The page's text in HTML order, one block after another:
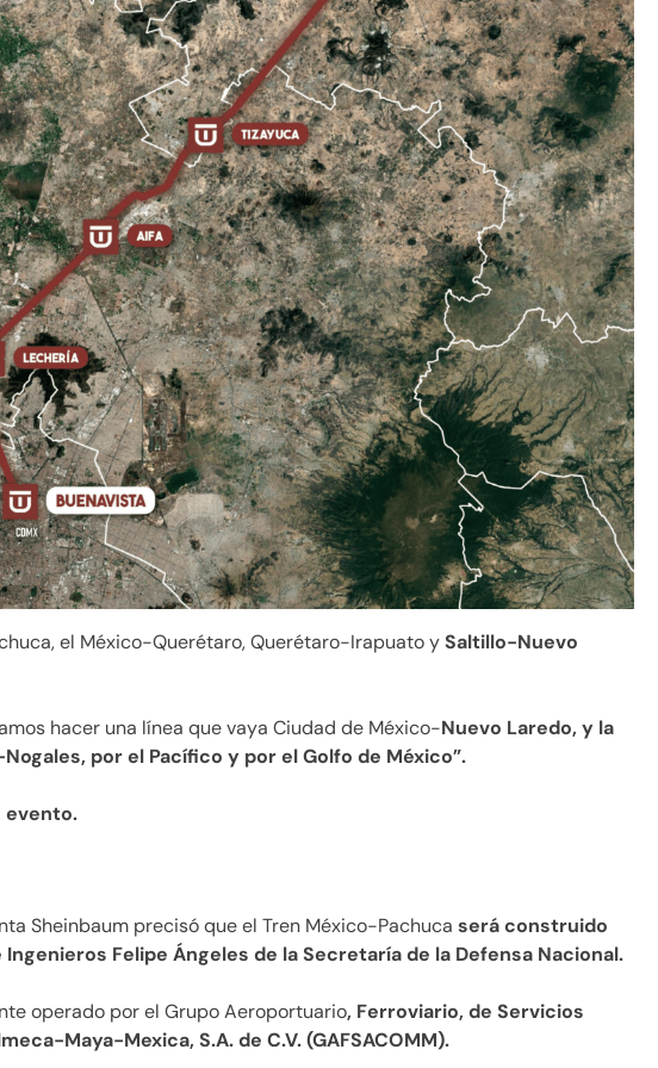
el México-Querétaro, Querétaro-Irapuato ySaltillo-Nuevo
hacer una línea que vaya Ciudad de México-Nuevo Laredo, y la
por el Pacífico y por el Golfo de México”.
evento.
Sheinbaum precisó que el Tren México-Pachuca será construido
Felipe Ángeles de la Secretaría de la Defensa Nacional.
operado por el Grupo Aeroportuario, Ferroviario, de Servicios
Maya-Mexica, S.A. de C.V. (GAFSACOMM).